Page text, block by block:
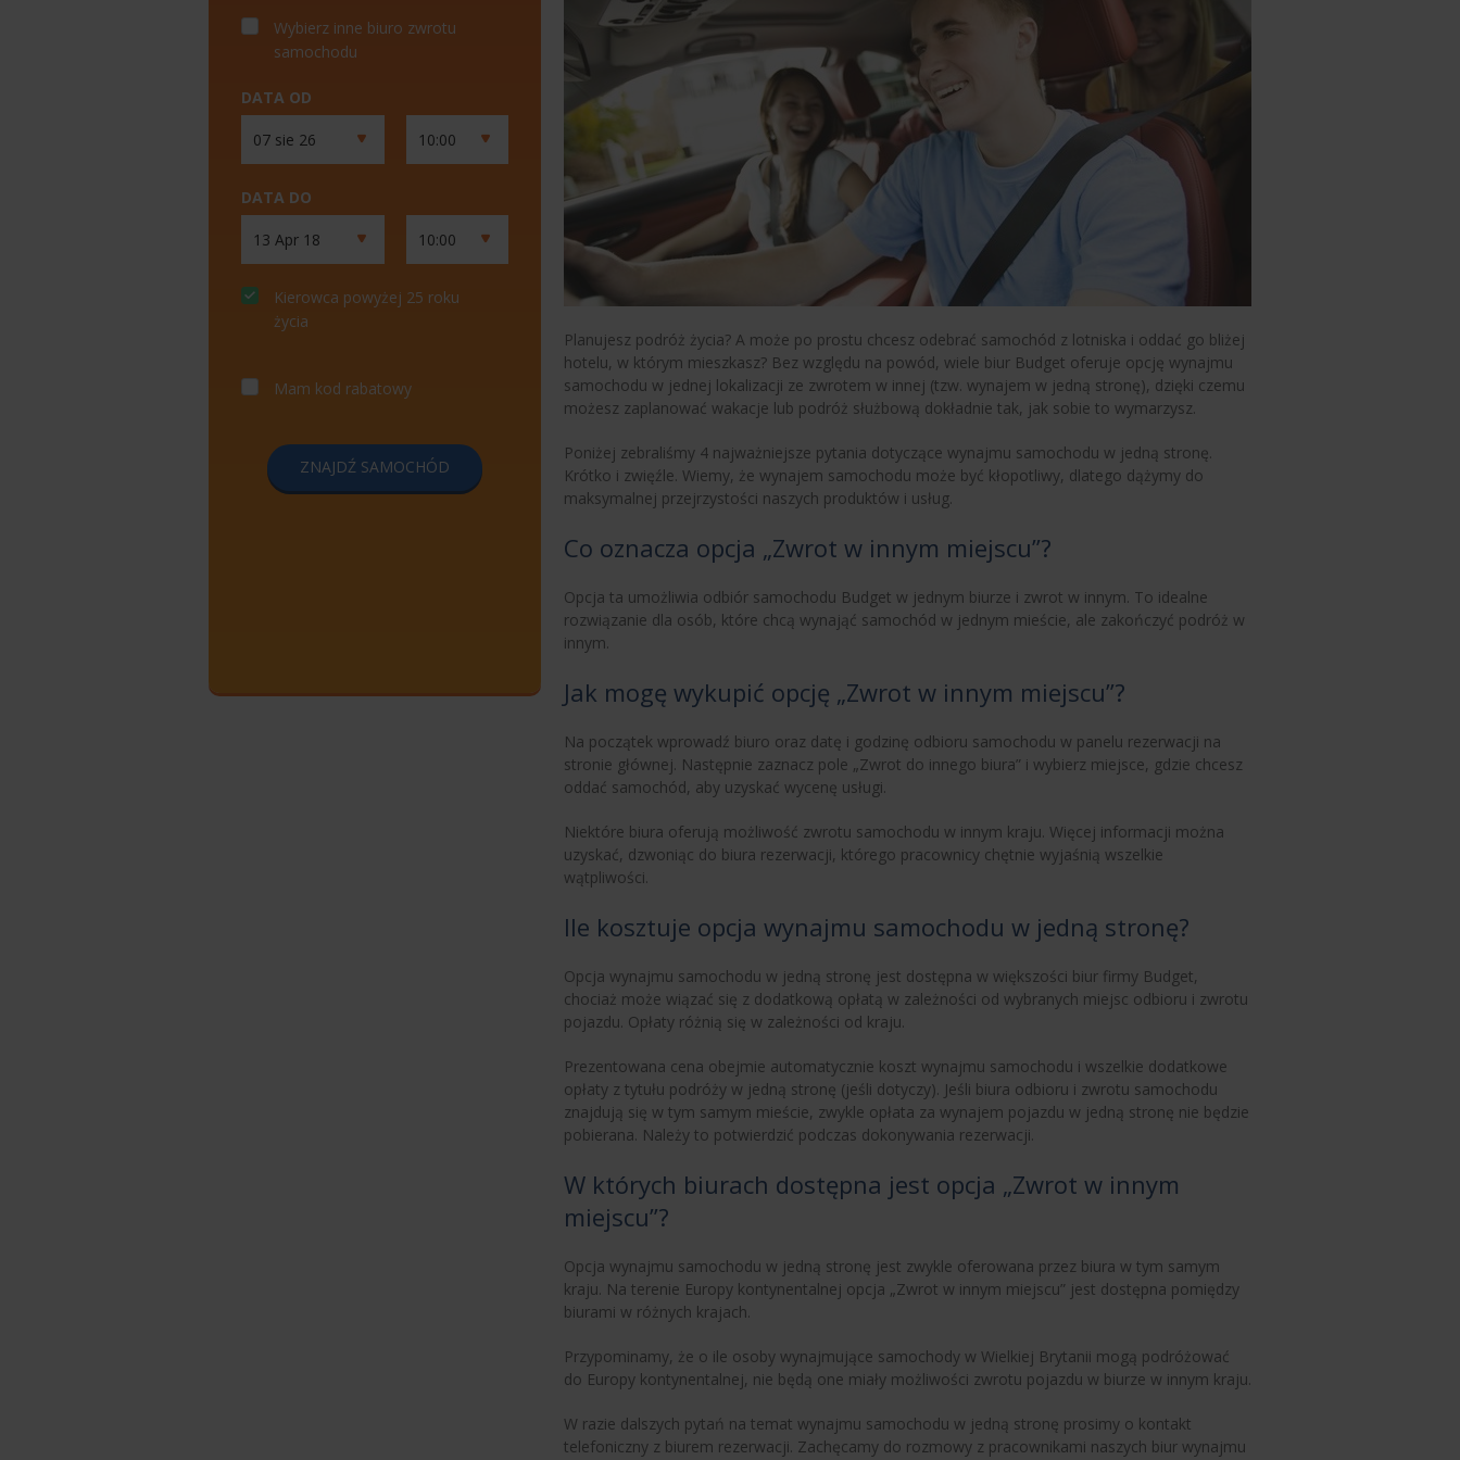
Planujesz podróż życia? A może po prostu chcesz odebrać samochód z lotniska i oddać go bliżej
hotelu, w którym mieszkasz? Bez względu na powód, wiele biur Budget oferuje opcję wynajmu
samochodu w jednej lokalizacji ze zwrotem w innej (tzw. wynajem w jedną stronę), dzięki czemu
możesz zaplanować wakacje lub podróż służbową dokładnie tak, jak sobie to wymarzysz.
Poniżej zebraliśmy 4 najważniejsze pytania dotyczące wynajmu samochodu w jedną stronę.
Krótko i zwięźle. Wiemy, że wynajem samochodu może być kłopotliwy, dlatego dążymy do
maksymalnej przejrzystości naszych produktów i usług.
Co oznacza opcja „Zwrot w innym miejscu”?
Opcja ta umożliwia odbiór samochodu Budget w jednym biurze i zwrot w innym. To idealne
rozwiązanie dla osób, które chcą wynająć samochód w jednym mieście, ale zakończyć podróż w
innym.
Jak mogę wykupić opcję „Zwrot w innym miejscu”?
Na początek wprowadź biuro oraz datę i godzinę odbioru samochodu w panelu rezerwacji na
stronie głównej. Następnie zaznacz pole „Zwrot do innego biura” i wybierz miejsce, gdzie chcesz
oddać samochód, aby uzyskać wycenę usługi.
Niektóre biura oferują możliwość zwrotu samochodu w innym kraju. Więcej informacji można
uzyskać, dzwoniąc do biura rezerwacji, którego pracownicy chętnie wyjaśnią wszelkie
wątpliwości.
Ile kosztuje opcja wynajmu samochodu w jedną stronę?
Opcja wynajmu samochodu w jedną stronę jest dostępna w większości biur firmy Budget,
chociaż może wiązać się z dodatkową opłatą w zależności od wybranych miejsc odbioru i zwrotu
pojazdu. Opłaty różnią się w zależności od kraju.
Prezentowana cena obejmie automatycznie koszt wynajmu samochodu i wszelkie dodatkowe
opłaty z tytułu podróży w jedną stronę (jeśli dotyczy). Jeśli biura odbioru i zwrotu samochodu
znajdują się w tym samym mieście, zwykle opłata za wynajem pojazdu w jedną stronę nie będzie
pobierana. Należy to potwierdzić podczas dokonywania rezerwacji.
W których biurach dostępna jest opcja „Zwrot w innym
miejscu”?
Opcja wynajmu samochodu w jedną stronę jest zwykle oferowana przez biura w tym samym
kraju. Na terenie Europy kontynentalnej opcja „Zwrot w innym miejscu” jest dostępna pomiędzy
biurami w różnych krajach.
Przypominamy, że o ile osoby wynajmujące samochody w Wielkiej Brytanii mogą podróżować
do Europy kontynentalnej, nie będą one miały możliwości zwrotu pojazdu w biurze w innym kraju.
W razie dalszych pytań na temat wynajmu samochodu w jedną stronę prosimy o kontakt
telefoniczny z biurem rezerwacji. Zachęcamy do rozmowy z pracownikami naszych biur wynajmu
Wybierz inne biuro zwrotu
samochodu
DATA OD
DATA DO
Kierowca powyżej 25 roku
życia
Mam kod rabatowy
ZNAJDŹ SAMOCHÓD